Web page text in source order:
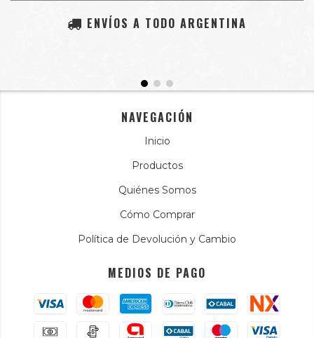
ENVÍOS A TODO ARGENTINA
NAVEGACIÓN
Inicio
Productos
Quiénes Somos
Cómo Comprar
Política de Devolución y Cambio
MEDIOS DE PAGO